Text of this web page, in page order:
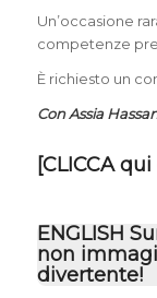
Un’occasione
competenze
È richiesto un
Con Assia
[CLICCA qui
ENGLISH
non
divertente!